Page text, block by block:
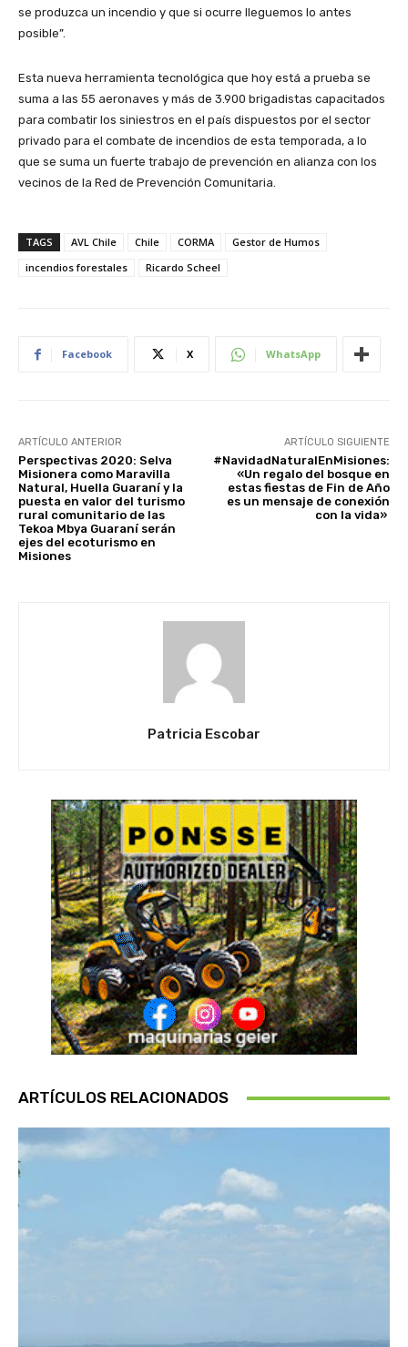
se produzca un incendio y que si ocurre lleguemos lo antes
posible”.
Esta nueva herramienta tecnológica que hoy está a prueba se
suma a las 55 aeronaves y más de 3.900 brigadistas capacitados
para combatir los siniestros en el país dispuestos por el sector
privado para el combate de incendios de esta temporada, a lo
que se suma un fuerte trabajo de prevención en alianza con los
vecinos de la Red de Prevención Comunitaria.
TAGS AVL Chile Chile CORMA
Gestor de Humos
incendios forestales
Ricardo Scheel
Facebook X WhatsApp
ARTÍCULO ANTERIOR
Perspectivas 2020: Selva
Misionera como Maravilla
Natural, Huella Guaraní y la
puesta en valor del turismo
rural comunitario de las
Tekoa Mbya Guaraní serán
ejes del ecoturismo en
Misiones
ARTÍCULO SIGUIENTE
#NavidadNaturalEnMisiones:
«Un regalo del bosque en
estas fiestas de Fin de Año
es un mensaje de conexión
con la vida»
Patricia Escobar
ARTÍCULOS RELACIONADOS